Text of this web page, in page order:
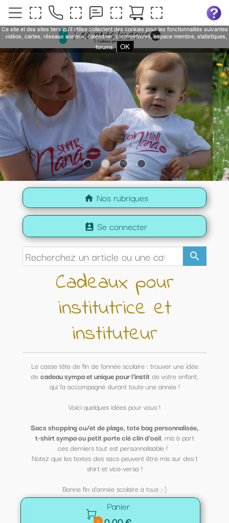
home Nos rubriques
search
perm_contact_calendar Se connecter
Cadeaux pour
institutrice et
instituteur
Le casse tête de fin de l'année scolaire : trouver une idée
decadeau sympa et unique pour l'institde votre enfant,
qui l'a accompagné durant toute une année !
Voici quelques idées pour vous !
Sacs shopping ou/et de plage, tote bag personnalisée,
t-shirt sympa ou petit porte clé clin d'oeil, mis à part
ces derniers tout est personnalisable !
Notez que les textes des sacs peuvent être mis sur des t
shirt et vice-versa !
Bonne fin d'année scolaire à tous ;-)

0
Panier
Ce site et des sites tiers qu'il utilise collectent des cookies pour les fonctionnalités suivantes
: vidéos, cartes, réseaux sociaux, calendrier, commentaires, espace membre, statistiques,
forums.
OK